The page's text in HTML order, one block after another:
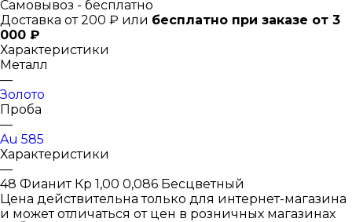
Самовывоз - бесплатно
Доставка от 200 ₽ или бесплатно при заказе от 3
000 ₽
Характеристики
Металл
—
Золото
Проба
—
Au 585
Характеристики
—
48 Фианит Кр 1,00 0,086 Бесцветный
Цена действительна только для интернет-магазина
и может отличаться от цен в розничных магазинах